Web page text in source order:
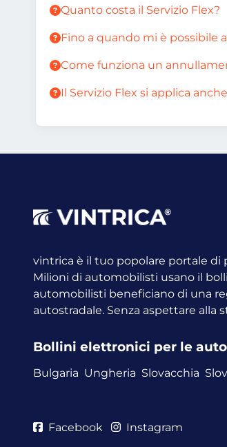
Quanto costa il Servizio Flex?
Fino a quando mi è possibile
Come funziona un
Il Servizio Flex si applica
vintrica è il tuo popolare portale di
Milioni di automobilisti usano il
automobilisti beneficiano di una
autostradale. Senza aspettare alla
Bollini elettronici per le
Bulgaria Ungheria Slovacchia
Facebook Instagram